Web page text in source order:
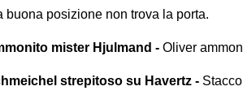
buona posizione non trova la porta.
mister Hjulmand - Oliver
strepitoso su Havertz -